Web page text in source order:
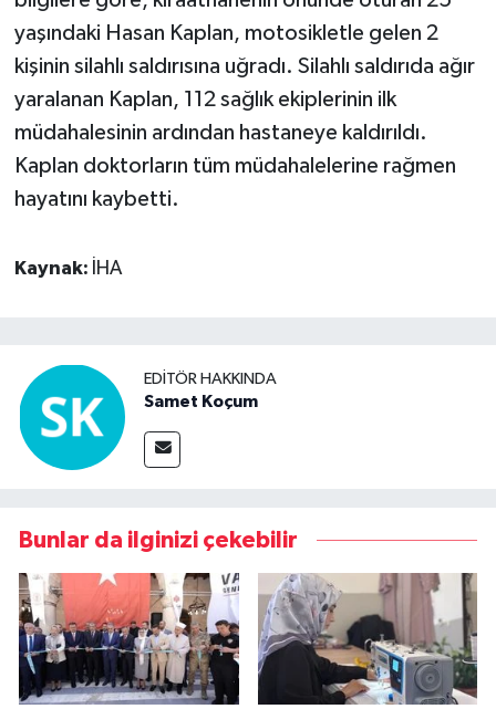
yaşındaki Hasan Kaplan, motosikletle gelen 2
kişinin silahlı saldırısına uğradı. Silahlı saldırıda ağır
yaralanan Kaplan, 112 sağlık ekiplerinin ilk
müdahalesinin ardından hastaneye kaldırıldı.
Kaplan doktorların tüm müdahalelerine rağmen
hayatını kaybetti.
Kaynak: İHA
EDITÖR HAKKINDA
Samet Koçum
Bunlar da ilginizi çekebilir